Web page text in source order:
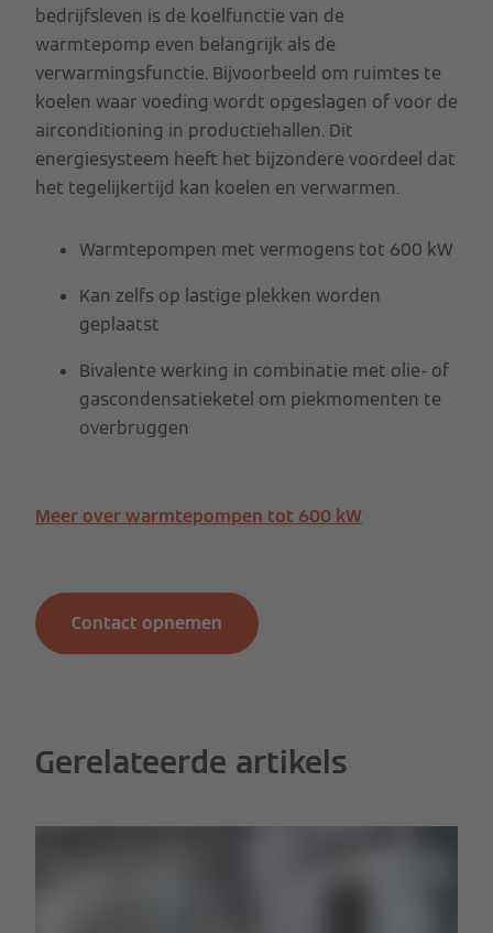
bedrijfsleven is de koelfunctie van de
warmtepomp even belangrijk als de
verwarmingsfunctie. Bijvoorbeeld om ruimtes te
koelen waar voeding wordt opgeslagen of voor de
airconditioning in productiehallen. Dit
energiesysteem heeft het bijzondere voordeel dat
het tegelijkertijd kan koelen en verwarmen.
Warmtepompen met vermogens tot 600 kW
Kan zelfs op lastige plekken worden
geplaatst
Bivalente werking in combinatie met olie- of
gascondensatieketel om piekmomenten te
overbruggen
Meer over warmtepompen tot 600 kW
Contact opnemen
Gerelateerde artikels